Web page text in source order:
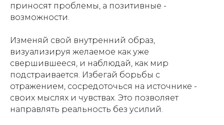
приносят проблемы, а позитивные -
возможности.
Изменяй свой внутренний образ,
визуализируя желаемое как уже
свершившееся, и наблюдай, как мир
подстраивается. Избегай борьбы с
отражением, сосредоточься на источнике -
своих мыслях и чувствах. Это позволяет
направлять реальность без усилий.